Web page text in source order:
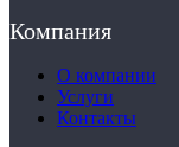
Компания
О компании
Услуги
Контакты